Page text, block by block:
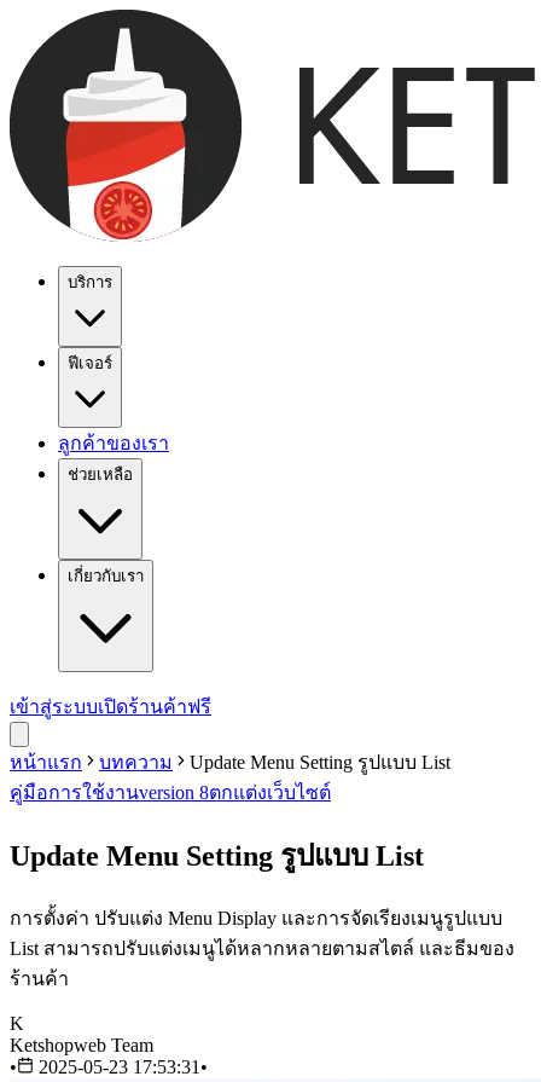
บริการ
ฟีเจอร์
ลูกค้าของเรา
ช่วยเหลือ
เกี่ยวกับเรา
เข้าสู่ระบบเปิดร้านค้าฟรี
หน้าแรก บทความ
Update Menu Setting รูปแบบ List
คู่มือการใช้งานversion 8ตกแต่งเว็บไซต์
Update Menu Setting รูปแบบ List
การตั้งค่า ปรับแต่ง Menu Display และการจัดเรียงเมนูรูปแบบ
List สามารถปรับแต่งเมนูได้หลากหลายตามสไตล์ และธีมของ
ร้านค้า
K
Ketshopweb Team
•
2025-05-23 17:53:31 •